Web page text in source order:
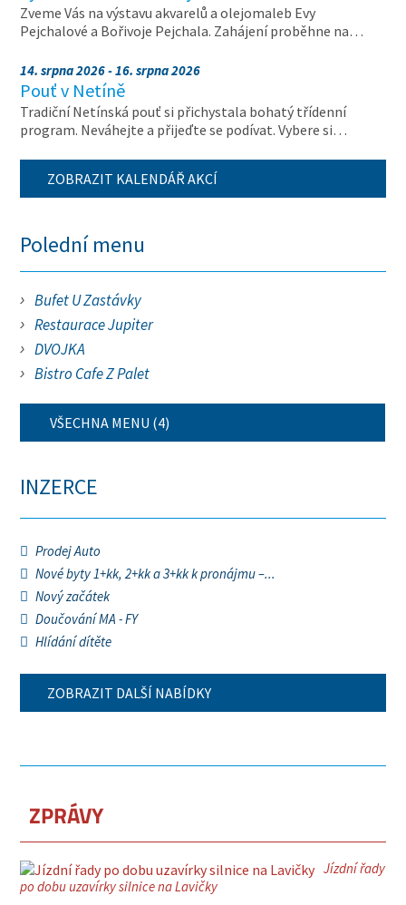
Zveme Vás na výstavu akvarelů a olejomaleb Evy
Pejchalové a Bořivoje Pejchala. Zahájení proběhne na…
14. srpna 2026 - 16. srpna 2026
Pouť v Netíně
Tradiční Netínská pouť si přichystala bohatý třídenní
program. Neváhejte a přijeďte se podívat. Vybere si…
ZOBRAZIT KALENDÁŘ AKCÍ
Polední menu
Bufet U Zastávky
Restaurace Jupiter
DVOJKA
Bistro Cafe Z Palet
VŠECHNA MENU (4)
INZERCE
Prodej Auto
Nové byty 1+kk, 2+kk a 3+kk k pronájmu –...
Nový začátek
Doučování MA - FY
Hlídání dítěte
ZOBRAZIT DALŠÍ NABÍDKY
ZPRÁVY
Jízdní řady
po dobu uzavírky silnice na Lavičky